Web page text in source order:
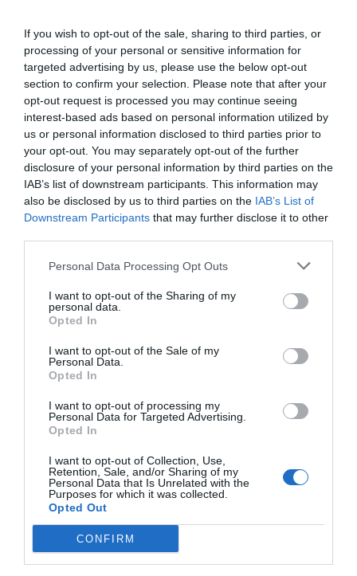
If you wish to opt-out of the sale, sharing to third parties, or
processing of your personal or sensitive information for
targeted advertising by us, please use the below opt-out
section to confirm your selection. Please note that after your
opt-out request is processed you may continue seeing
interest-based ads based on personal information utilized by
us or personal information disclosed to third parties prior to
your opt-out. You may separately opt-out of the further
disclosure of your personal information by third parties on the
IAB’s list of downstream participants. This information may
also be disclosed by us to third parties on the IAB’s List of
Downstream Participants that may further disclose it to other
Personal Data Processing Opt Outs
I want to opt-out of the Sharing of my
personal data.
Opted In
I want to opt-out of the Sale of my
Personal Data.
Opted In
I want to opt-out of processing my
Personal Data for Targeted Advertising.
Opted In
I want to opt-out of Collection, Use,
Retention, Sale, and/or Sharing of my
Personal Data that Is Unrelated with the
Purposes for which it was collected.
Opted Out
CONFIRM
Índex2P
Empleo
Los trabajadores en régimen general ya suponen
un 85,3% sobre el total, pese a que el número de
empleados contratados por cuenta ajena descendió un
2,1% respecto a diciembre. Por su parte, el número de
autónomos bajó un 0,4% intermensual, con un total de
32.549 trabajadores por cuenta propia en la industria
deportiva y recreativa en España. Estos suponen ya un
15% sobre el total del empleo en el sector.
De este modo, el 2022 ha arrancado con una ligera
caída de la afiliación deportiva al sector,
a pesar de
que los datos siguen muy por encima de las cifras
registradas en el arranque del pasado 2021. En aquel
momento, el número de trabajadores por cuenta ajena
Añadir 2Playbookcomo fuente preferida de Google
de forma gratuita
Mantente informado con las últimas noticias de actualidad.